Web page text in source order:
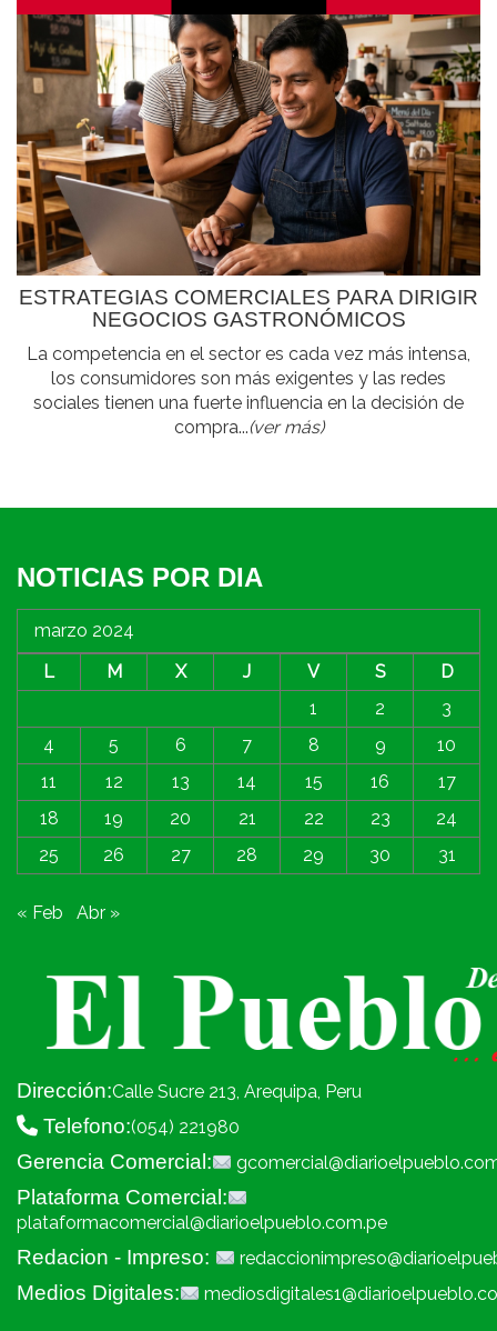
ESTRATEGIAS COMERCIALES PARA DIRIGIR
NEGOCIOS GASTRONÓMICOS
La competencia en el sector es cada vez más intensa,
los consumidores son más exigentes y las redes
sociales tienen una fuerte influencia en la decisión de
compra...(ver más)
NOTICIAS POR DIA
marzo 2024
L
M X J V S
D
1
2
3
4
5 6 7 8 9
10
11
12 13 14 15 16
17
18
19 20 21 22 23
24
25
26 27 28 29 30 31
« Feb Abr »
Dirección:Calle Sucre 213, Arequipa, Peru
Telefono:(054) 221980
Gerencia Comercial:
Plataforma Comercial:
plataformacomercial@diarioelpueblo.com.pe
Redacion - Impreso:
Medios Digitales: